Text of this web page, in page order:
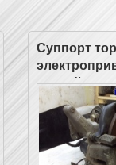
Суппорт
задний